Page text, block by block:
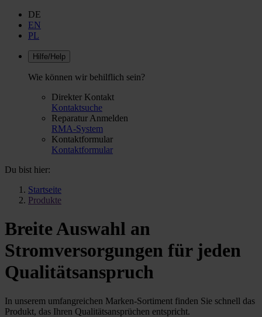
DE
EN
PL
Hilfe/Help
Wie können wir behilflich sein?
Direkter Kontakt
Kontaktsuche
Reparatur Anmelden
RMA-System
Kontaktformular
Kontaktformular
Du bist hier:
Startseite
Produkte
Breite Auswahl an
Stromversorgungen für jeden
Qualitätsanspruch
In unserem umfangreichen Marken-Sortiment finden Sie schnell das
Produkt, das Ihren Qualitätsansprüchen entspricht.